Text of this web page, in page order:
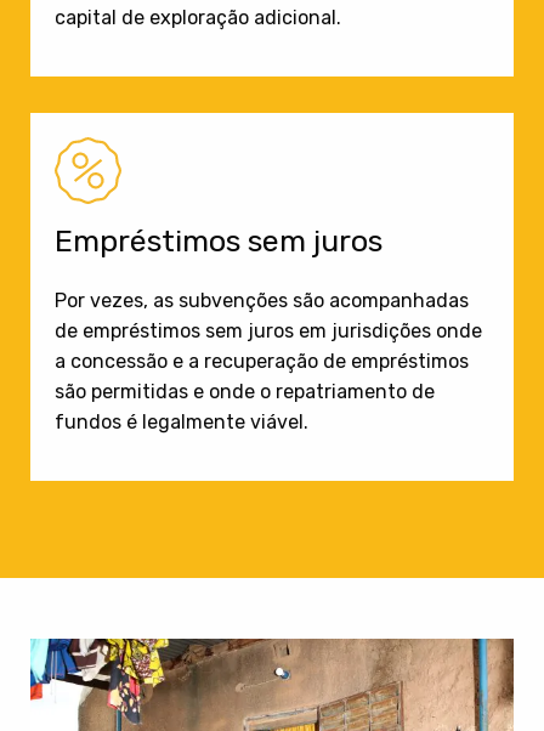
capital de exploração adicional.
Empréstimos sem juros
Por vezes, as subvenções são acompanhadas
de empréstimos sem juros em jurisdições onde
a concessão e a recuperação de empréstimos
são permitidas e onde o repatriamento de
fundos é legalmente viável.